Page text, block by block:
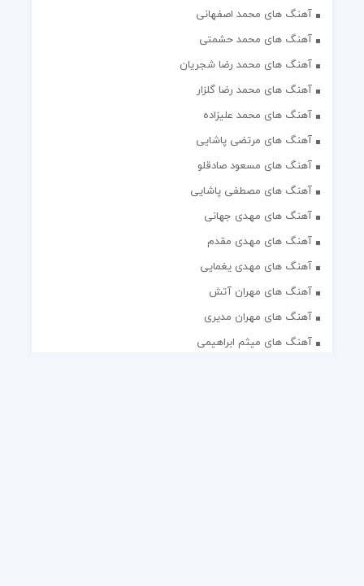
آهنگ های محمد اصفهانی
آهنگ های محمد حشمتی
آهنگ های محمد رضا شجریان
آهنگ های محمد رضا گلزار
آهنگ های محمد علیزاده
آهنگ های مرتضی پاشایی
آهنگ های مسعود صادقلو
آهنگ های مصطفی پاشایی
آهنگ های مهدی جهانی
آهنگ های مهدی مقدم
آهنگ های مهدی یغمایی
آهنگ های مهران آتش
آهنگ های مهران مدیری
آهنگ های میثم ابراهیمی